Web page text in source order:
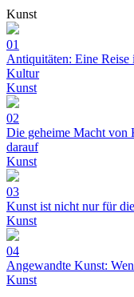
Kunst
01
Antiquitäten: Eine Reise
Kultur
Kunst
02
Die geheime Macht von
darauf
Kunst
03
Kunst ist nicht nur für
Kunst
04
Angewandte Kunst:
Kunst